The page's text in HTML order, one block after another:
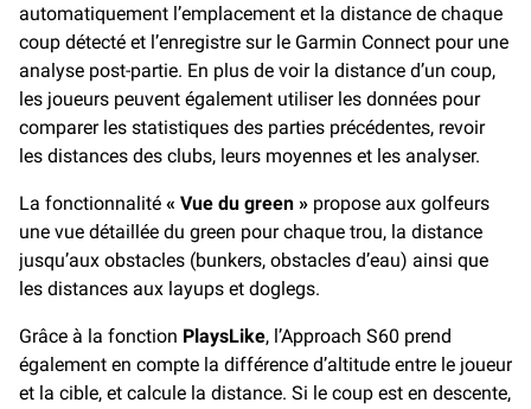
automatiquement l’emplacement et la distance de chaque
coup détecté et l’enregistre sur le Garmin Connect pour une
analyse post-partie. En plus de voir la distance d’un coup,
les joueurs peuvent également utiliser les données pour
comparer les statistiques des parties précédentes, revoir
les distances des clubs, leurs moyennes et les analyser.
La fonctionnalité « Vue du green » propose aux golfeurs
une vue détaillée du green pour chaque trou, la distance
jusqu’aux obstacles (bunkers, obstacles d’eau) ainsi que
les distances aux layups et doglegs.
Grâce à la fonction PlaysLike, l’Approach S60 prend
également en compte la différence d’altitude entre le joueur
et la cible, et calcule la distance. Si le coup est en descente,